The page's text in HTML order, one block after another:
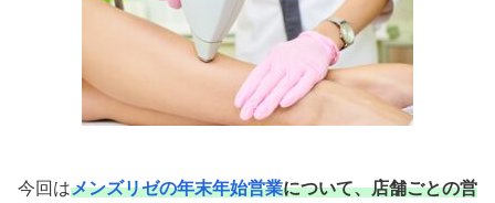
今回はメンズリゼの年末年始営業について、店舗ごとの営